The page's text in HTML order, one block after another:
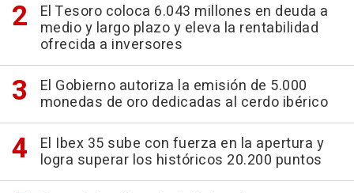
El Tesoro coloca 6.043 millones en deuda a
medio y largo plazo y eleva la rentabilidad
ofrecida a inversores
El Gobierno autoriza la emisión de 5.000
monedas de oro dedicadas al cerdo ibérico
El Ibex 35 sube con fuerza en la apertura y
logra superar los históricos 20.200 puntos